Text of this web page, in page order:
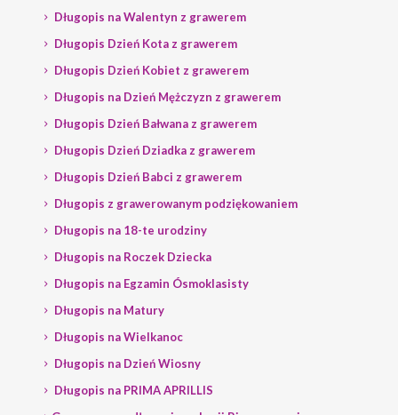
Długopis na Walentyn z grawerem
Długopis Dzień Kota z grawerem
Długopis Dzień Kobiet z grawerem
Długopis na Dzień Mężczyzn z grawerem
Długopis Dzień Bałwana z grawerem
Długopis Dzień Dziadka z grawerem
Długopis Dzień Babci z grawerem
Długopis z grawerowanym podziękowaniem
Długopis na 18-te urodziny
Długopis na Roczek Dziecka
Długopis na Egzamin Ósmoklasisty
Długopis na Matury
Długopis na Wielkanoc
Długopis na Dzień Wiosny
Długopis na PRIMA APRILLIS